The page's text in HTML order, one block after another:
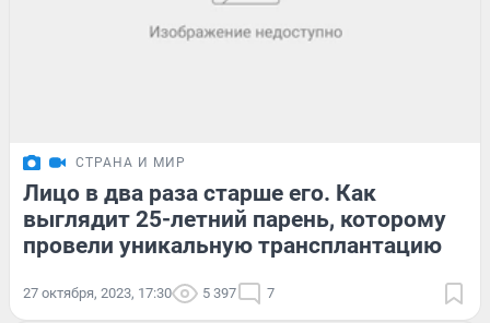
СТРАНА И МИР
Лицо в два раза старше его. Как
выглядит 25-летний парень, которому
провели уникальную трансплантацию
27 октября, 2023, 17:30 5 397 7